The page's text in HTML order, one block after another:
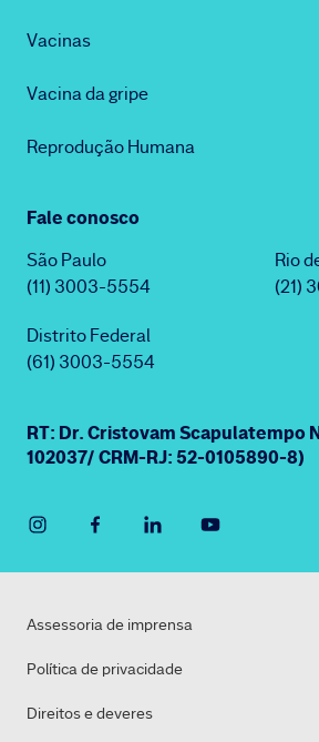
Vacinas
Vacina da gripe
Reprodução Humana
Fale conosco
São Paulo
(11) 3003-5554
Rio
(21)
Distrito Federal
(61) 3003-5554
RT: Dr. Cristovam Scapulatempo
102037/ CRM-RJ: 52-0105890-8)
Assessoria de imprensa
Política de privacidade
Direitos e deveres